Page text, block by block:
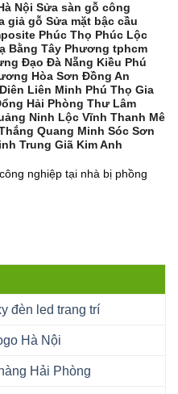
Nội Sửa sàn gỗ công
giả gỗ Sửa mặt bậc cầu
Phúc Thọ Phúc Lộc
Bằng Tây Phương tphcm
Đạo Đà Nẵng Kiều Phú
Hòa Sơn Đồng An
Liên Minh Phú Thọ Gia
Hải Phòng Thư Lâm
Ninh Lộc Vĩnh Thanh Mê
Quang Minh Sóc Sơn
Trung Giã Kim Anh
nghiệp tại nhà bị phồng
đèn led trang trí
Hà Nội
Hải Phòng